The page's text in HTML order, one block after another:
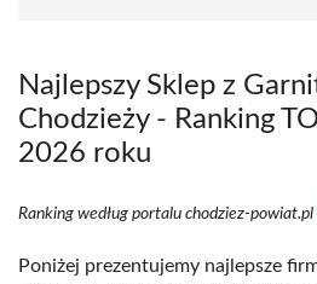
Najlepszy Sklep z
Chodzieży - Ranking
2026 roku
Ranking według portalu chodziez-powiat.pl
Poniżej prezentujemy najlepsze